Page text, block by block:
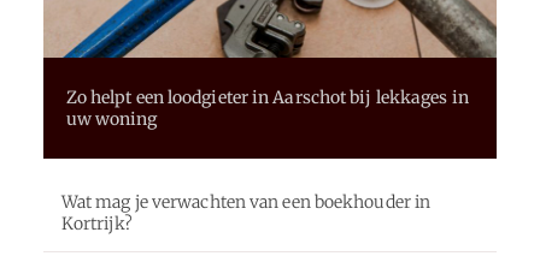
Zo helpt een loodgieter in Aarschot bij lekkages in
uw woning
Wat mag je verwachten van een boekhouder in
Kortrijk?